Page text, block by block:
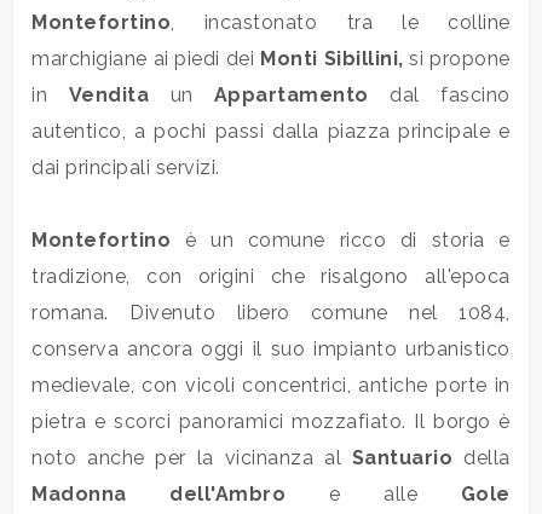
Montefortino, incastonato tra le colline
marchigiane ai piedi dei Monti Sibillini, si propone
in Vendita un Appartamento
dal fascino
autentico, a pochi passi dalla piazza principale e
dai principali servizi.
Montefortino è un comune ricco di storia e
tradizione, con origini che risalgono all'epoca
romana. Divenuto libero comune nel 1084,
conserva ancora oggi il suo impianto urbanistico
medievale, con vicoli concentrici, antiche porte in
pietra e scorci panoramici mozzafiato. Il borgo è
noto anche per la vicinanza al Santuario della
Madonna dell'Ambro e alle Gole
Prezzo
Totale
mq